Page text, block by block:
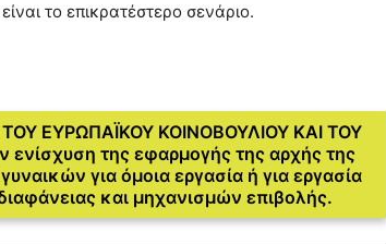
το επικρατέστερο σενάριο.
ΕΥΡΩΠΑΪΚΟΥ ΚΟΙΝΟΒΟΥΛΙΟΥ ΚΑΙ ΤΟΥ
της εφαρμογής της αρχής της
για όμοια εργασία ή για εργασία
και μηχανισμών επιβολής.